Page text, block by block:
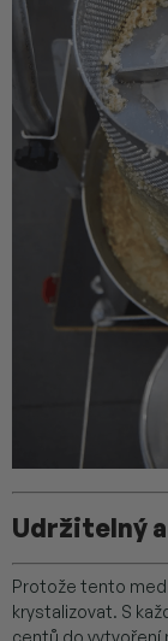
Udržitelný
Protože tento med
krystalizovat. S